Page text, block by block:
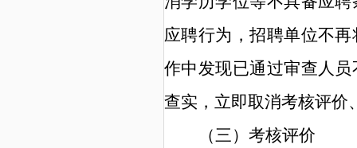
应聘行为，招聘单位不
作中发现已通过审查人
查实，立即取消考核评价
（三）考核评价